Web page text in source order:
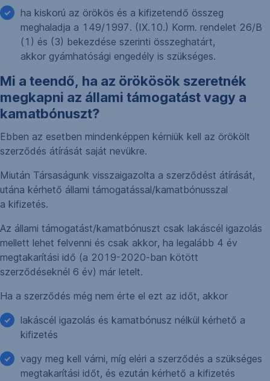
ha kiskorú az örökös és a kifizetendő összeg
meghaladja a 149/1997. (IX.10.) Korm. rendelet 26/B
(1) és (3) bekezdése szerinti összeghatárt,
akkor gyámhatósági engedély is szükséges.
Mi a teendő, ha az örökösök szeretnék
megkapni az állami támogatást vagy a
kamatbónuszt?
Ebben az esetben mindenképpen kérniük kell az örökölt
szerződés átírását saját nevükre.
Miután Társaságunk visszaigazolta a szerződést átírását,
utána kérhető állami támogatással/kamatbónusszal
a kifizetés.
Az állami támogatást/kamatbónuszt csak lakáscél igazolás
mellett lehet felvenni és csak akkor, ha legalább 4 év
megtakarítási idő (a 2019-2020-ban kötött
szerződéseknél 6 év) már letelt.
Ha a szerződés még nem érte el ezt az időt, akkor
lakáscél igazolás és kamatbónusz nélkül kérhető a
kifizetés
vagy meg kell várni, míg eléri a szerződés a szükséges
megtakarítási időt, és ezután kérhető a kifizetés